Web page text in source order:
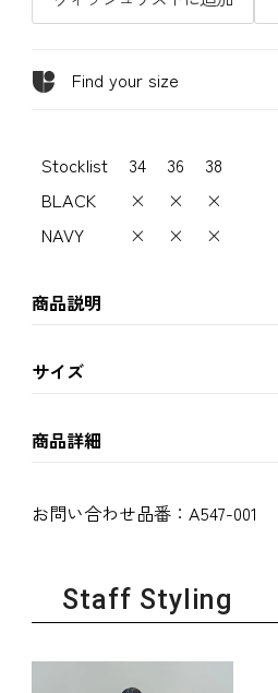
Find your size
Stocklist 34 36
38
BLACK
× ×
×
NAVY
× × ×
商品説明
サイズ
商品詳細
お問い合わせ品番： A547-001
Staff Styling